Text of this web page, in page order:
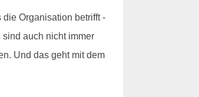
Organisation betrifft -
auch nicht immer
Und das geht mit dem